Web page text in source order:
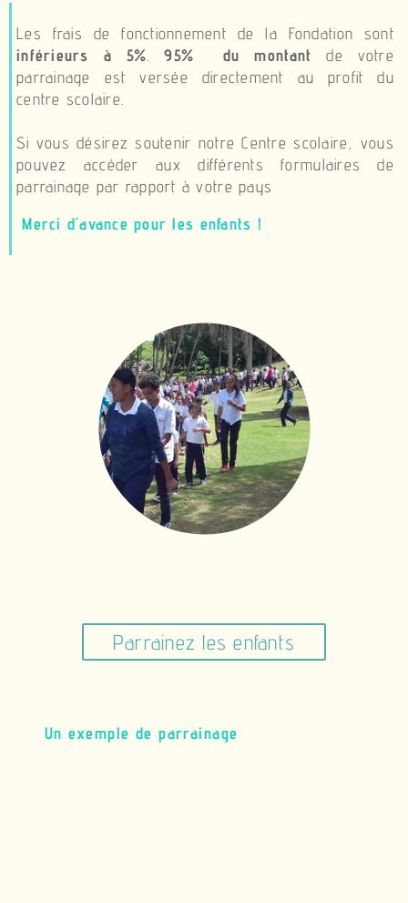
Les frais de fonctionnement de la Fondation sont
inférieurs à 5%.95% du montant de votre
parrainage est versée directement au profit du
centre scolaire.
Si vous désirez soutenir notre Centre scolaire, vous
pouvez accéder aux différents formulaires de
parrainage par rapport à votre pays
Merci d'avance pour les enfants !
brightness_1
Parrainez les enfants
Un exemple de parrainage